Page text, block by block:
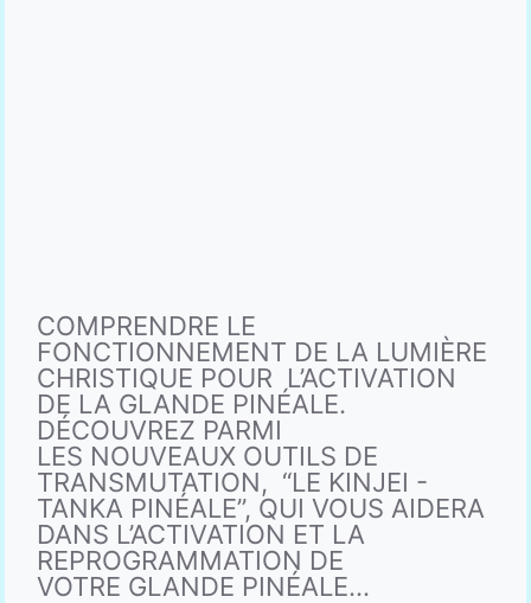
COMPRENDRE LE
FONCTIONNEMENT DE LA LUMIÈRE
CHRISTIQUE POUR L’ACTIVATION
DE LA GLANDE PINÉALE.
DÉCOUVREZ PARMI
LES NOUVEAUX OUTILS DE
TRANSMUTATION, “LE KINJEI -
TANKA PINÉALE”, QUI VOUS AIDERA
DANS L’ACTIVATION ET LA
REPROGRAMMATION DE
VOTRE GLANDE PINÉALE…